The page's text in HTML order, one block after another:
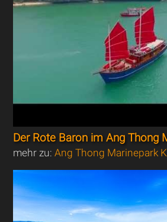
Der Rote Baron im Ang Thong
mehr zu:Ang Thong Marinepark